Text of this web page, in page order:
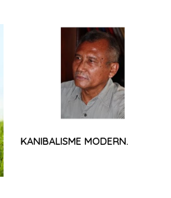
KANIBALISME MODERN.